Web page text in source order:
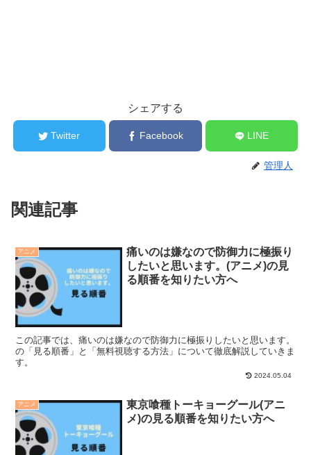
シェアする
Twitter Facebook LINE
管理人
関連記事
アニメ
痛いのは嫌なので防御力に極振り
したいと思います。(アニメ)の見
る順番を知りたい方へ
この記事では、痛いのは嫌なので防御力に極振りしたいと思います。
の「見る順番」と「無料視聴する方法」について徹底解説していきま
す。
2024.05.04
アニメ
東京喰種トーキョーグール(アニ
メ)の見る順番を知りたい方へ